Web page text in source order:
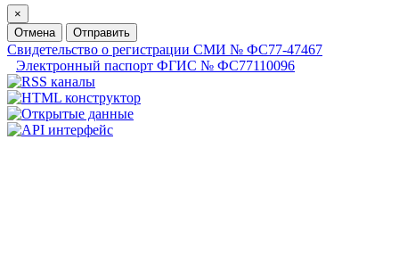
×
Отмена
Отправить
Свидетельство о регистрации СМИ № ФС77-47467
Электронный паспорт ФГИС № ФС77110096